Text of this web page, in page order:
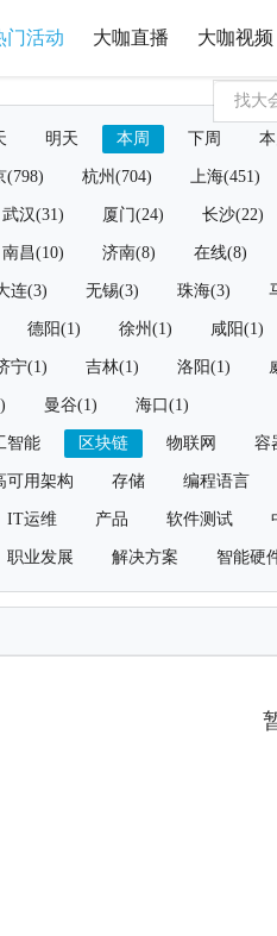
门活动 大咖直播 大咖视频
明天 本周 下周
(798) 杭州(704) 上海(451)
武汉(31) 厦门(24) 长沙(22)
南昌(10) 济南(8) 在线(8)
连(3) 无锡(3) 珠海(3)
德阳(1) 徐州(1) 咸阳(1)
宁(1) 吉林(1) 洛阳(1)
曼谷(1) 海口(1)
智能 区块链 物联网 容
可用架构 存储 编程语言
IT运维 产品 软件测试
职业发展 解决方案 智能硬